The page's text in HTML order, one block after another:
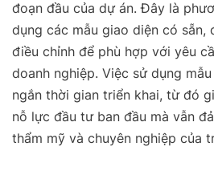
đoạn đầu của dự án. Đây là
dụng các mẫu giao diện có sẵn,
điều chỉnh để phù hợp với yêu
doanh nghiệp. Việc sử dụng
ngắn thời gian triển khai, từ đó
nỗ lực đầu tư ban đầu mà vẫn
thẩm mỹ và chuyên nghiệp của